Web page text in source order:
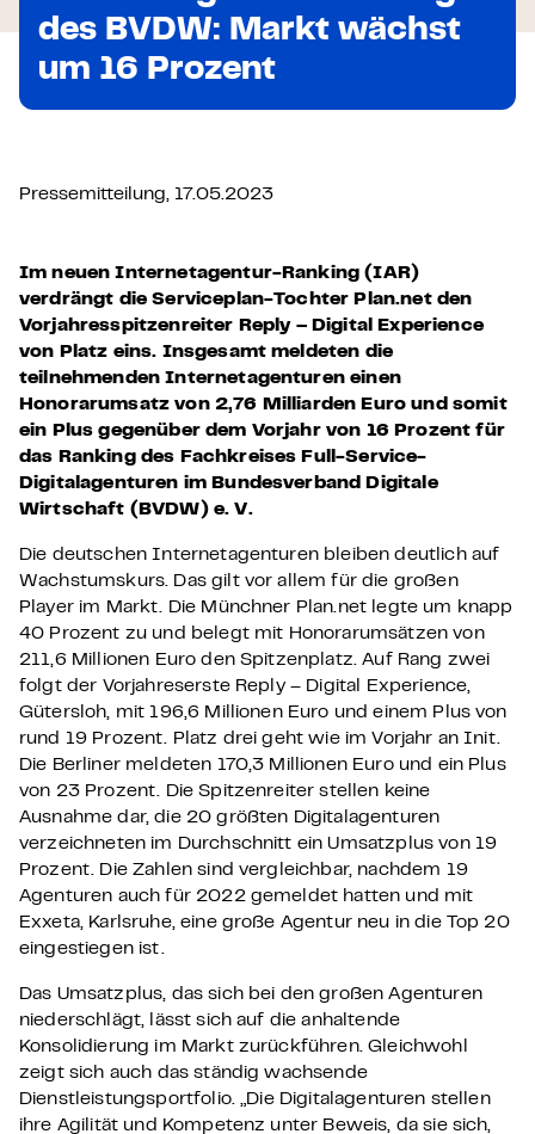
des BVDW: Markt wächst
um 16 Prozent
Pressemitteilung, 17.05.2023
Im neuen Internetagentur-Ranking (IAR)
verdrängt die Serviceplan-Tochter Plan.net den
Vorjahresspitzenreiter Reply – Digital Experience
von Platz eins. Insgesamt meldeten die
teilnehmenden Internetagenturen einen
Honorarumsatz von 2,76 Milliarden Euro und somit
ein Plus gegenüber dem Vorjahr von 16 Prozent für
das Ranking des Fachkreises Full-Service-
Digitalagenturen im Bundesverband Digitale
Wirtschaft (BVDW) e. V.
Die deutschen Internetagenturen bleiben deutlich auf
Wachstumskurs. Das gilt vor allem für die großen
Player im Markt. Die Münchner Plan.net legte um knapp
40 Prozent zu und belegt mit Honorarumsätzen von
211,6 Millionen Euro den Spitzenplatz. Auf Rang zwei
folgt der Vorjahreserste Reply – Digital Experience,
Gütersloh, mit 196,6 Millionen Euro und einem Plus von
rund 19 Prozent. Platz drei geht wie im Vorjahr an Init.
Die Berliner meldeten 170,3 Millionen Euro und ein Plus
von 23 Prozent. Die Spitzenreiter stellen keine
Ausnahme dar, die 20 größten Digitalagenturen
verzeichneten im Durchschnitt ein Umsatzplus von 19
Prozent. Die Zahlen sind vergleichbar, nachdem 19
Agenturen auch für 2022 gemeldet hatten und mit
Exxeta, Karlsruhe, eine große Agentur neu in die Top 20
eingestiegen ist.
Das Umsatzplus, das sich bei den großen Agenturen
niederschlägt, lässt sich auf die anhaltende
Konsolidierung im Markt zurückführen. Gleichwohl
zeigt sich auch das ständig wachsende
Dienstleistungsportfolio. „Die Digitalagenturen stellen
ihre Agilität und Kompetenz unter Beweis, da sie sich,